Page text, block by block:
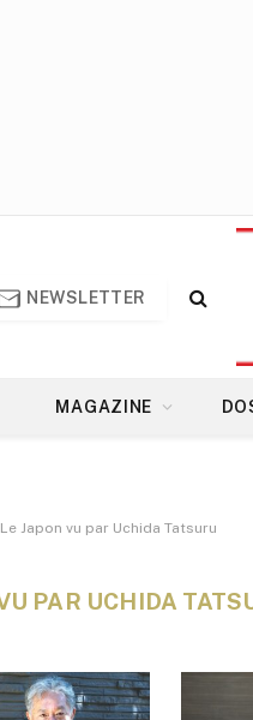
NEWSLETTER
MAGAZINE
Le Japon vu par Uchida Tatsuru
PAR UCHIDA